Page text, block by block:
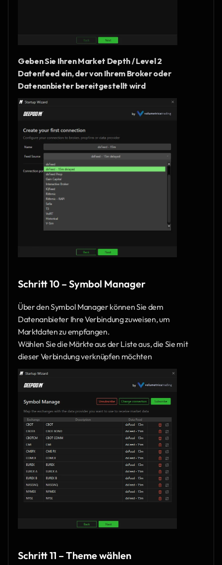
Geben Sie Ihren Market Depth / Level 2
Datenfeed ein, der von Ihrem Broker oder
Datenanbieter bereitgestellt wird
Schritt 10 – Symbol Manager
Über den Symbol Manager können Sie dem
Datenanbieter Ihre Verbindung zuweisen, um
Marktdaten zu empfangen.
Wählen Sie die Märkte aus der Liste aus, die Sie mit
dieser Verbindung verknüpfen möchten
Schritt 11 – Theme wählen